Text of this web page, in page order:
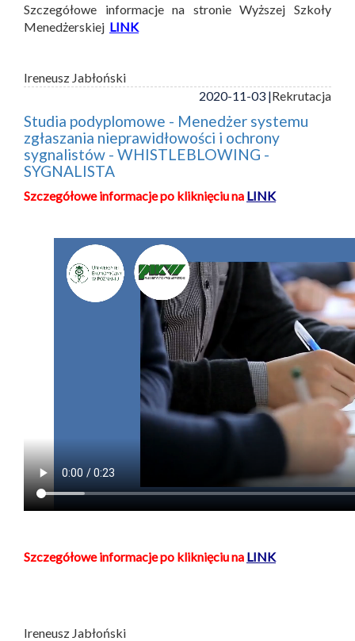
Szczegółowe informacje na stronie Wyższej Szkoły
Menedżerskiej LINK
Ireneusz Jabłoński
2020-11-03 |Rekrutacja
Studia podyplomowe - Menedżer systemu
zgłaszania nieprawidłowości i ochrony
sygnalistów - WHISTLEBLOWING -
SYGNALISTA
Szczegółowe informacje po kliknięciu na LINK
Szczegółowe informacje po kliknięciu na LINK
Ireneusz Jabłoński